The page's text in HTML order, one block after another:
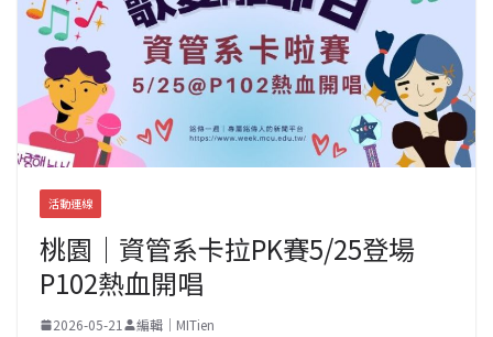
活動連線
桃園｜資管系卡拉PK賽5/25登場
P102熱血開唱
2026-05-21
編輯｜MITien